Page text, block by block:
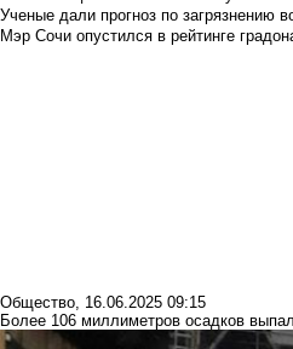
Ученые дали прогноз по загрязнению
Мэр Сочи опустился в рейтинге
Общество, 16.06.2025 09:15
Более 106 миллиметров осадков